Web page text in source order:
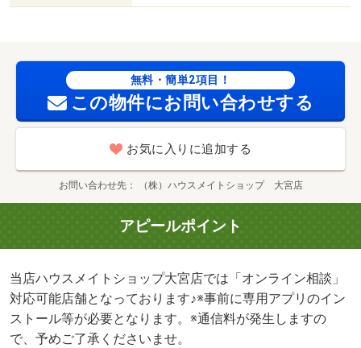
無料・簡単2項目！
この物件にお問い合わせする
お気に入りに追加する
お問い合わせ先 （株）ハウスメイトショップ 大宮店
アピールポイント
当店ハウスメイトショップ大宮店では「オンライン相談」
対応可能店舗となっております♪※事前に専用アプリのイン
ストール等が必要となります。※通信料が発生しますの
で、予めご了承くださいませ。